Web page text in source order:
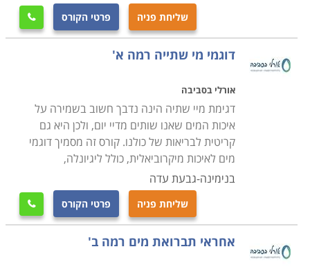
שליחת פניה פרטי הקורס 
דוגמי מי שתייה רמה א'
אורלי בסביבה
דגימת מיי שתיה הינה נדבך חשוב בשמירה על
איכות המים שאנו שותים מדיי יום, ולכן היא גם
קריטית לבריאות של כולנו. קורס זה מסמיך דוגמי
מים לאיכות מיקרוביאלית, כולל ליגיונלה,
בנימינה-גבעת עדה
שליחת פניה פרטי הקורס 
אחראי תברואת מים רמה ב'